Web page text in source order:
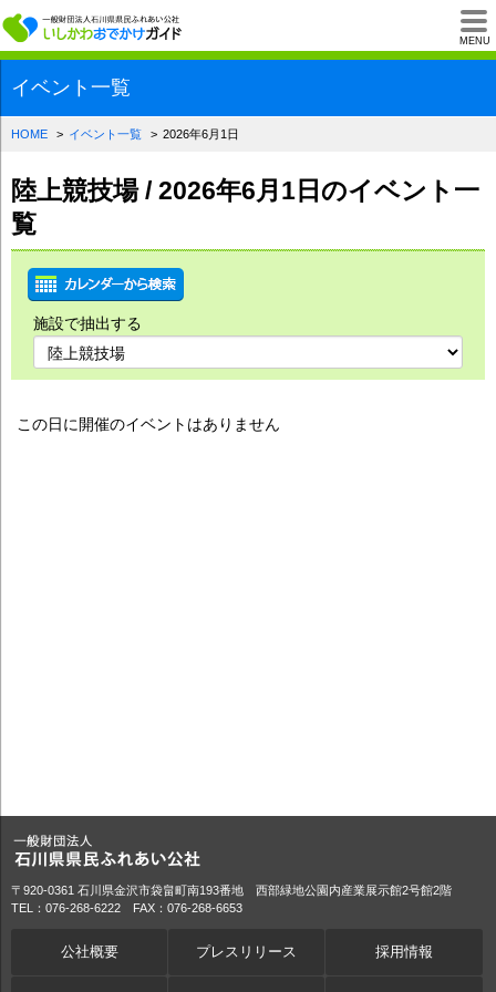
MENU
一般財団法人石川
イベント一覧
HOME イベント一覧 2026年6月1日
陸上競技場 / 2026年6月1日のイベント一
覧
施設で抽出する
この日に開催のイベントはありません
〒920-0361 石川県金沢市袋畠町南193番地 西部緑地公園内産業展示館2号館2階
TEL：076-268-6222 FAX：076-268-6653
公社概要 プレスリリース 採用情報